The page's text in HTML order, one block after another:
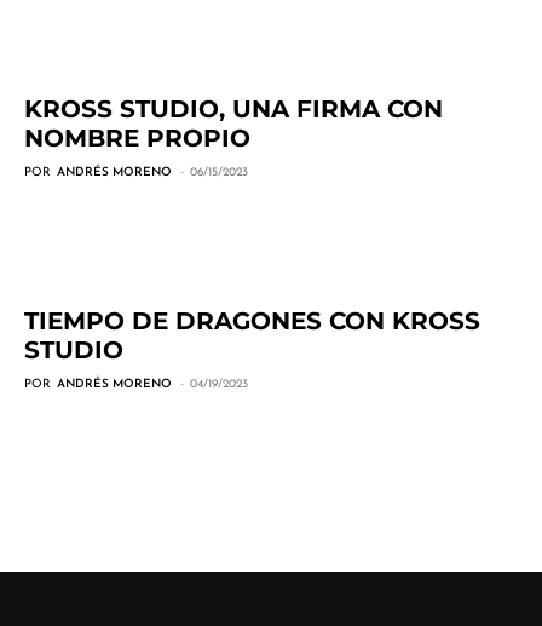
KROSS STUDIO, UNA FIRMA CON
NOMBRE PROPIO
POR ANDRÉS MORENO 06/15/2023
TIEMPO DE DRAGONES CON KROSS
STUDIO
POR ANDRÉS MORENO 04/19/2023